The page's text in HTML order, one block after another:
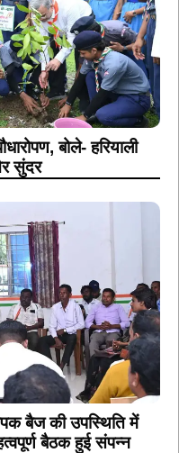
बोले- हरियाली
सुंदर
बैज की उपस्थिति में
बैठक हुई संपन्न